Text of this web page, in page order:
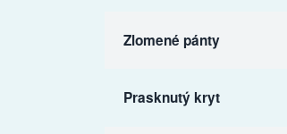
Zlomené pánty
Prasknutý kryt